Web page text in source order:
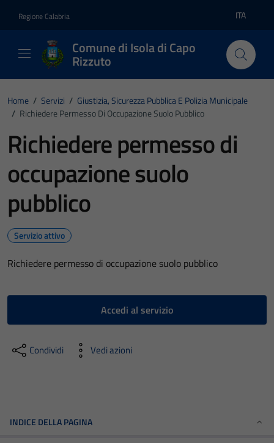
Regione Calabria Lingua
ITA
Comune di Isola di Capo
Rizzuto
Home / Servizi / Giustizia, Sicurezza Pubblica E Polizia Municipale
/ Richiedere Permesso Di Occupazione Suolo Pubblico
Richiedere permesso di
occupazione suolo
pubblico
Servizio attivo
Richiedere permesso di occupazione suolo pubblico
Accedi al servizio
Condividi Vedi azioni
INDICE DELLA PAGINA